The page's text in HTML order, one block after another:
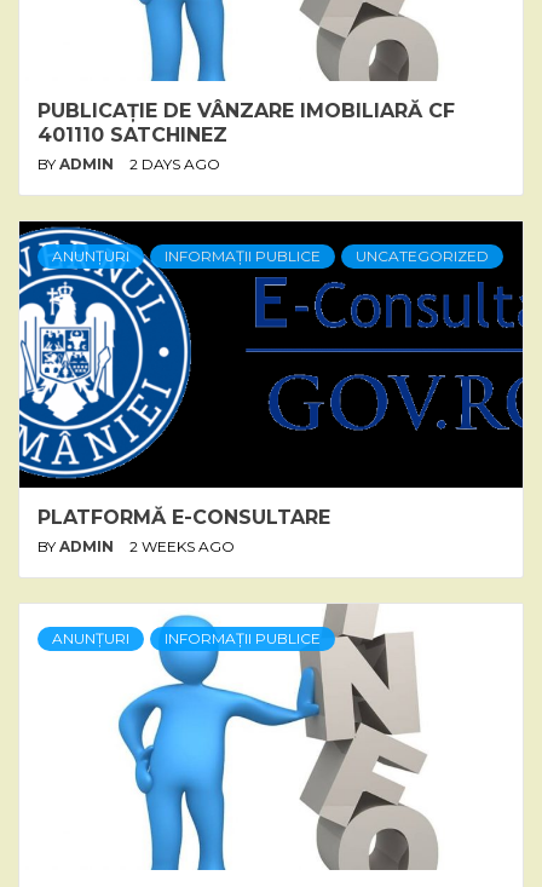
PUBLICAȚIE DE VÂNZARE IMOBILIARĂ CF
401110 SATCHINEZ
BY ADMIN 2 DAYS AGO
ANUNȚURI INFORMAȚII PUBLICE UNCATEGORIZED
PLATFORMĂ E-CONSULTARE
BY ADMIN 2 WEEKS AGO
ANUNȚURI INFORMAȚII PUBLICE